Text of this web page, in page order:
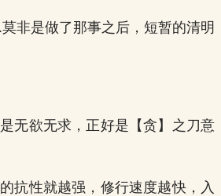
非是做了那事之后，短暂的清明
无欲无求，正好是【贪】之刀意
抗性就越强，修行速度越快，入